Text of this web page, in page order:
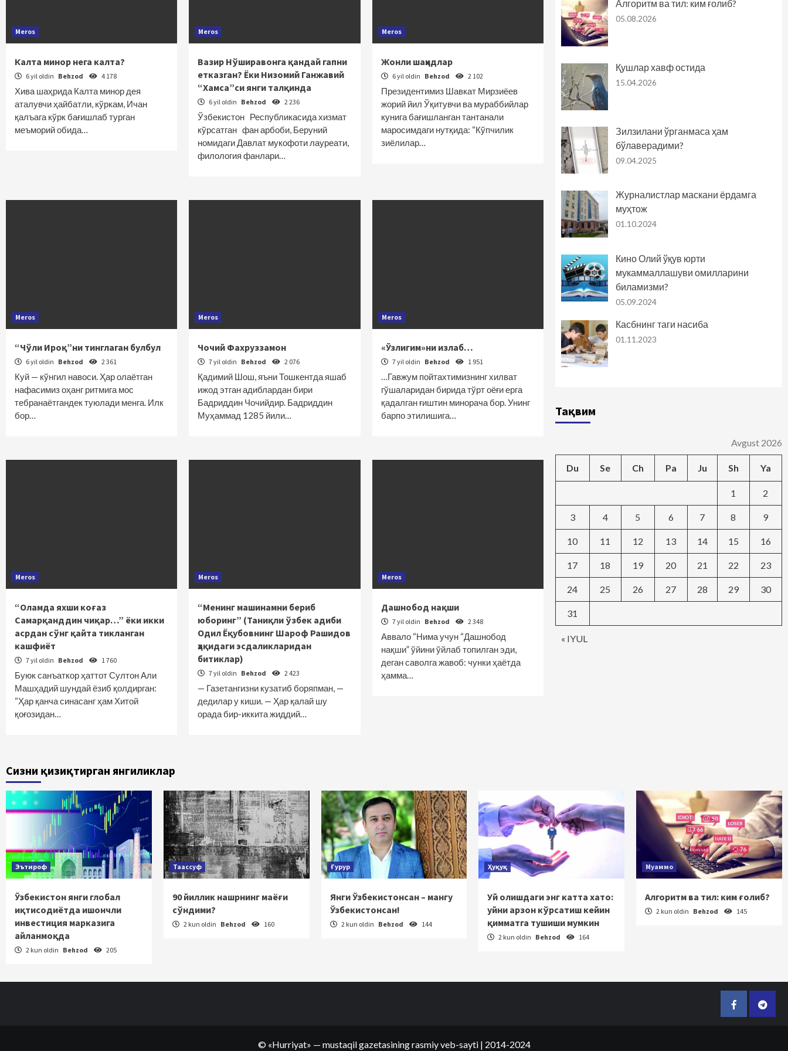
Meros
Калта минор нега калта?
6 yil oldin Behzod 4 178
Хива шаҳрида Калта минор дея
аталувчи ҳайбатли, кўркам, Ичан
қалъага кўрк бағишлаб турган
меъморий обида…
Meros
Вазир Нўширавонга қандай гапни
етказган? Ёки Низомий Ганжавий
“Хамса”си янги талқинда
6 yil oldin Behzod 2 236
Ўзбекистон Республикасида хизмат
кўрсатган фан арбоби, Беруний
номидаги Давлат мукофоти лауреати,
филология фанлари…
Meros
Жонли шаҳидлар
6 yil oldin Behzod 2 102
Президентимиз Шавкат Мирзиёев
жорий йил Ўқитувчи ва мураббийлар
кунига бағишланган тантанали
маросимдаги нутқида: “Кўпчилик
зиёлилар…
Meros
“Чўли Ироқ”ни тинглаган булбул
6 yil oldin Behzod 2 361
Куй — кўнгил навоси. Ҳар олаётган
нафасимиз оҳанг ритмига мос
тебранаётгандек туюлади менга. Илк
бор…
Meros
Чочий Фахруззамон
7 yil oldin Behzod 2 076
Қадимий Шош, яъни Тошкентда яшаб
ижод этган адиблардан бири
Бадриддин Чочийдир. Бадриддин
Муҳаммад 1285 йили…
Meros
«Ўзлигим»ни излаб…
7 yil oldin Behzod 1 951
…Гавжум пойтахтимизнинг хилват
гўшаларидан бирида тўрт оёғи ерга
қадалган ғиштин минорача бор. Унинг
барпо этилишига…
Meros
“Оламда яхши коғаз
Самарқанддин чиқар…” ёки икки
асрдан сўнг қайта тикланган
кашфиёт
7 yil oldin Behzod 1 760
Буюк санъаткор ҳаттот Султон Али
Машҳадий шундай ёзиб қолдирган:
“Ҳар қанча синасанг ҳам Хитой
қоғозидан…
Meros
“Менинг машинамни бериб
юборинг” (Таниқли ўзбек адиби
Одил Ёқубовнинг Шароф Рашидов
ҳақидаги эсдаликларидан
битиклар)
7 yil oldin Behzod 2 423
— Газетангизни кузатиб боряпман, —
дедилар у киши. — Ҳар қалай шу
орада бир-иккита жиддий…
Meros
Дашнобод нақши
7 yil oldin Behzod 2 348
Аввало “Нима учун “Дашнобод
нақши” ўйини ўйлаб топилган эди,
деган саволга жавоб: чунки ҳаётда
ҳамма…
Алгоритм ва тил: ким ғолиб?
05.08.2026
Қушлар хавф остида
15.04.2026
Зилзилани ўрганмаса ҳам
бўлаверадими?
09.04.2025
Журналистлар маскани ёрдамга
муҳтож
01.10.2024
Кино Олий ўқув юрти
мукаммаллашуви омилларини
биламизми?
05.09.2024
Касбнинг таги насиба
01.11.2023
Тақвим
Avgust 2026
Du Se Ch Pa Ju Sh Ya
« IYUL
1 2
3 4 5 6 7 8 9
10 11 12 13 14 15 16
17 18 19 20 21 22 23
24 25 26 27 28 29 30
31
Сизни қизиқтирган янгиликлар
Эътироф
Ўзбекистон янги глобал
иқтисодиётда ишончли
инвестиция марказига
айланмоқда
2 kun oldin Behzod 205
Таассуф
90 йиллик нашрнинг маёғи
сўндими?
2 kun oldin Behzod 160
Ғурур
Янги Ўзбекистонсан – мангу
Ўзбекистонсан!
2 kun oldin Behzod 144
Ҳуқуқ
Уй олишдаги энг катта хато:
уйни арзон кўрсатиш кейин
қимматга тушиши мумкин
2 kun oldin Behzod 164
Муаммо
Алгоритм ва тил: ким ғолиб?
2 kun oldin Behzod 145
Facebook
© «Hurriyat» — mustaqil gazetasining rasmiy veb-sayti | 2014-2024